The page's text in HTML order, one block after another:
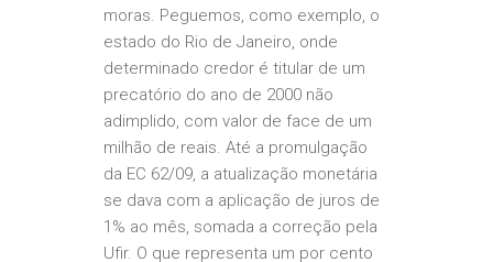
moras. Peguemos, como exemplo, o
estado do Rio de Janeiro, onde
determinado credor é titular de um
precatório do ano de 2000 não
adimplido, com valor de face de um
milhão de reais. Até a promulgação
da EC 62/09, a atualização monetária
se dava com a aplicação de juros de
1% ao mês, somada a correção pela
Ufir. O que representa um por cento